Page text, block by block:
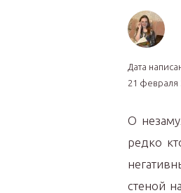
Дата
21 февраля
О
редко
стеной